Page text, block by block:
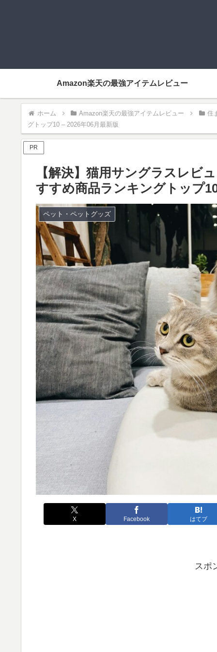
Amazon楽天の最強アイテムレビュー
ホーム Amazon楽天の最強アイテムレビュー
住
グトップ10 – 2026年06月最新版
PR
【解決】猫用サングラスレビ
すすめ商品ランキングトップ
ペット・ペットグッズ
X Facebook はてブ
スポ